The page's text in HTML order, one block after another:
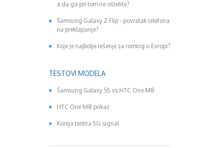
a da ga pri tom ne oštetite?
Samsung Galaxy Z Flip - povratak telefona
na preklapanje?
Koje je najbolje rešenje za roming u Evropi?
TESTOVI MODELA
Samsung Galaxy S5 vs HTC One M8
HTC One M8 prikaz
Koreja testira 5G signal